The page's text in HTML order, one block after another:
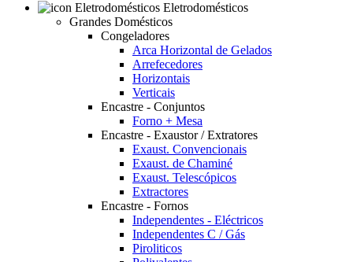
Eletrodomésticos
Grandes Domésticos
Congeladores
Arca Horizontal de Gelados
Arrefecedores
Horizontais
Verticais
Encastre - Conjuntos
Forno + Mesa
Encastre - Exaustor / Extratores
Exaust. Convencionais
Exaust. de Chaminé
Exaust. Telescópicos
Extractores
Encastre - Fornos
Independentes - Eléctricos
Independentes C / Gás
Piroliticos